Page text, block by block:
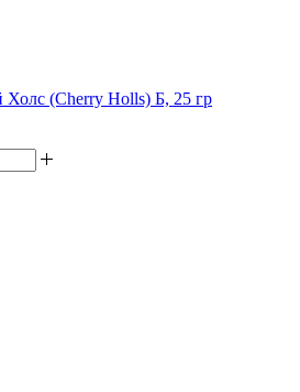
(Cherry Holls) Б, 25 гр